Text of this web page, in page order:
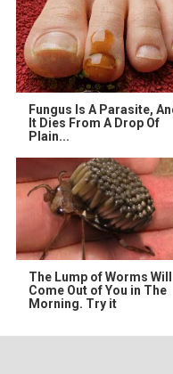
Fungus Is A Parasite,
It Dies From A Drop Of
Plain...
The Lump of Worms Will
Come Out of You in The
Morning. Try it